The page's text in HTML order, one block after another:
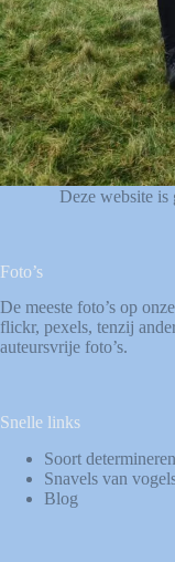
Deze website
Foto’s
De meeste foto’s op
flickr, pexels, tenzij
auteursvrije foto’s.
Snelle links
Soort determineren
Snavels van
Blog